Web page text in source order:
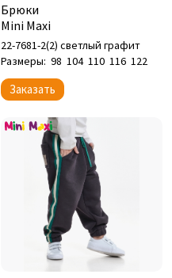
Брюки
Mini Maxi
22-7681-2(2) светлый графит
Размеры: 98 104 110 116 122
Заказать